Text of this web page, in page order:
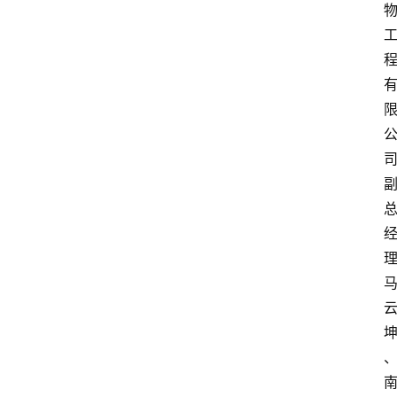
物
工
程
有
限
公
司
副
总
经
理
马
云
坤
、
南